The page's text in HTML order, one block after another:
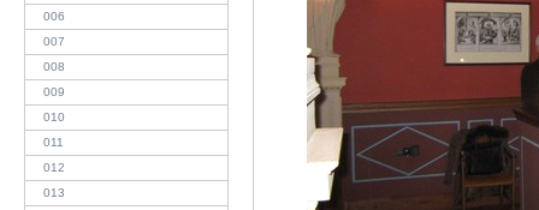
006
007
008
009
010
011
012
013